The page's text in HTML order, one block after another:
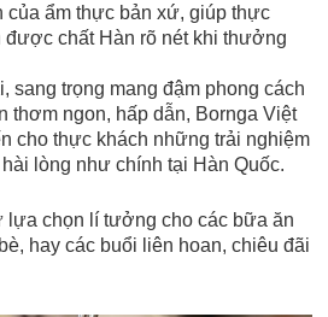
của ẩm thực bản xứ, giúp thực
được chất Hàn rõ nét khi thưởng
sang trọng mang đậm phong cách
thơm ngon, hấp dẫn, Bornga Việt
cho thực khách những trải nghiệm
lòng như chính tại Hàn Quốc.
lựa chọn lí tưởng cho các bữa ăn
hay các buổi liên hoan, chiêu đãi